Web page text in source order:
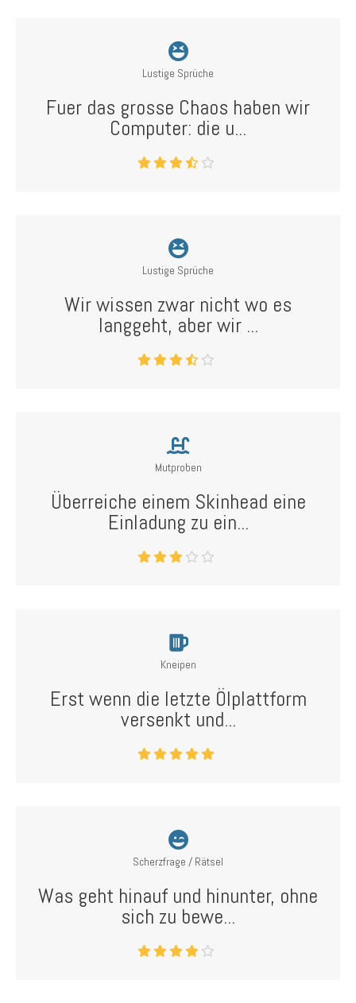
Lustige Sprüche
Fuer das grosse Chaos haben wir
Computer: die u...
Lustige Sprüche
Wir wissen zwar nicht wo es
langgeht, aber wir ...
Mutproben
Überreiche einem Skinhead eine
Einladung zu ein...
Kneipen
Erst wenn die letzte Ölplattform
versenkt und...
Scherzfrage / Rätsel
Was geht hinauf und hinunter, ohne
sich zu bewe...